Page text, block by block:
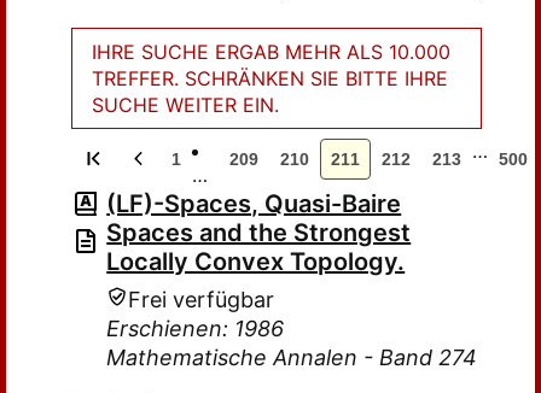
IHRE SUCHE ERGAB MEHR ALS 10.000
TREFFER. SCHRÄNKEN SIE BITTE IHRE
SUCHE WEITER EIN.
1
…
209 210 211 212 213 … 500
(LF)-Spaces, Quasi-Baire
Spaces and the Strongest
Locally Convex Topology.
Frei verfügbar
Erschienen: 1986
Mathematische Annalen - Band 274